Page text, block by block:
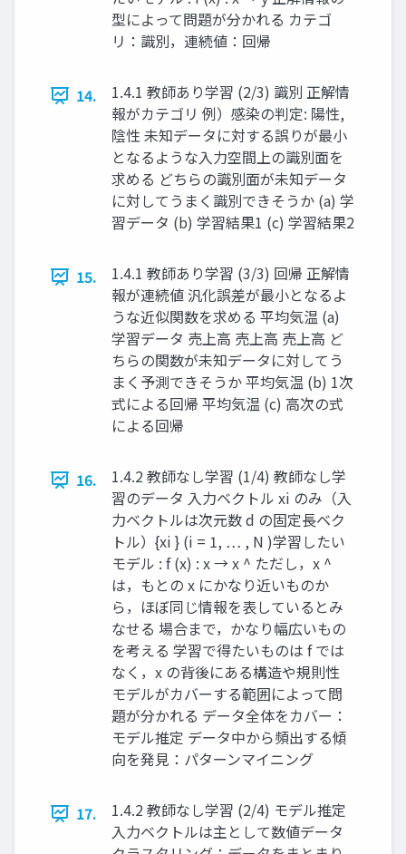
型によって問題が分かれる カテゴ
リ：識別，連続値：回帰 ​ ​
14.
1.4.1 教師あり学習 (2/3) 識別 正解情
報がカテゴリ 例）感染の判定: 陽性,
陰性 未知データに対する誤りが最小
となるような入力空間上の識別面を
求める どちらの識別面が未知データ
に対してうまく識別できそうか (a) 学
習データ (b) 学習結果1 (c) 学習結果2
15.
1.4.1 教師あり学習 (3/3) 回帰 正解情
報が連続値 汎化誤差が最小となるよ
うな近似関数を求める 平均気温 (a)
学習データ 売上⾼ 売上⾼ 売上⾼ ど
ちらの関数が未知データに対してう
まく予測できそうか 平均気温 (b) 1次
式による回帰 平均気温 (c) ⾼次の式
による回帰
16.
1.4.2 教師なし学習 (1/4) 教師なし学
習のデータ 入力ベクトル xi のみ（入
力ベクトルは次元数 d の固定長ベク
トル） ​ {xi } (i = 1, … , N ) ​ 学習したい
モデル : f (x) : x → x ^ ただし，x ^
は，もとの x にかなり近いものか
ら，ほぼ同じ情報を表しているとみ
なせる 場合まで，かなり幅広いもの
を考える 学習で得たいものは f では
なく，x の背後にある構造や規則性
モデルがカバーする範囲によって問
題が分かれる データ全体をカバー：
モデル推定 データ中から頻出する傾
向を発見：パターンマイニング
17.
1.4.2 教師なし学習 (2/4) モデル推定
入力ベクトルは主として数値データ